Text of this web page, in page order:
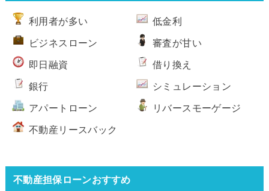
利用者が多い 低金利
ビジネスローン 審査が甘い
即日融資 借り換え
銀行 シミュレーション
アパートローン リバースモーゲージ
不動産リースバック
不動産担保ローンおすすめ